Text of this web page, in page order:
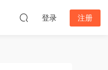
登录 注册